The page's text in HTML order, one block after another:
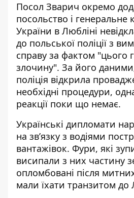
Посол Зварич окремо
посольство і генеральне
України в Любліні
до польської поліції з
справу за фактом "цього
злочину". За його
поліція відкрила
необхідні процедури,
реакції поки що немає.
Українські дипломати
на зв’язку з водіями
вантажівок. Фури, які
висипали з них частину
опломбовані після
мали їхати транзитом до